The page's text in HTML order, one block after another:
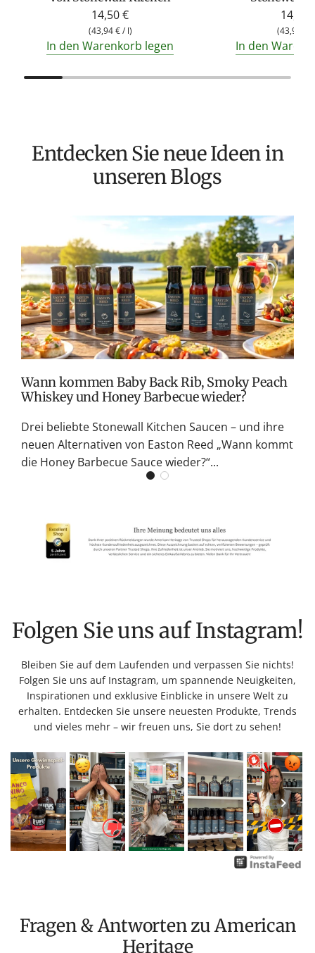
14,50 €
(43,94 €/ l)
In den Warenkorb legen
14,50
(43,94 €
In den
Entdecken Sie neue Ideen in
unseren Blogs
Wann kommen Baby Back Rib, Smoky Peach
Whiskey und Honey Barbecue wieder?
Drei beliebte Stonewall Kitchen Saucen – und ihre
neuen Alternativen von Easton Reed „Wann kommt
die Honey Barbecue Sauce wieder?“...
Folgen Sie uns auf Instagram!
Bleiben Sie auf dem Laufenden und verpassen Sie nichts!
Folgen Sie uns auf Instagram, um spannende Neuigkeiten,
Inspirationen und exklusive Einblicke in unsere Welt zu
erhalten. Entdecken Sie unsere neuesten Produkte, Trends
und vieles mehr – wir freuen uns, Sie dort zu sehen!
Fragen & Antworten zu American
Heritage